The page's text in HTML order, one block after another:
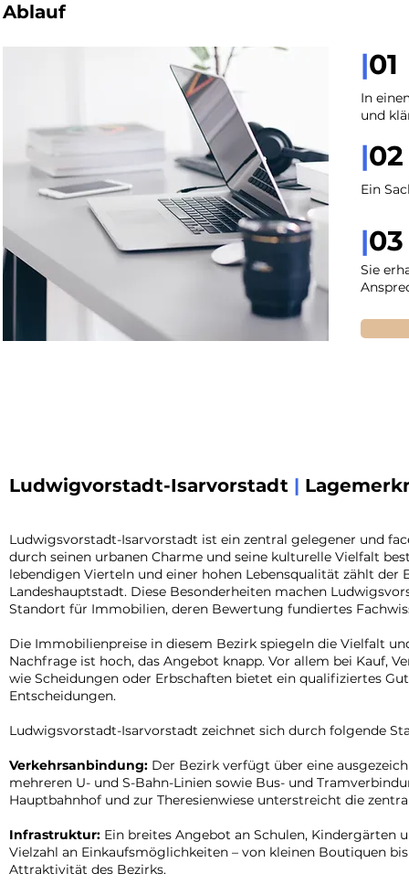
Ablauf
|01
In
und
|02
Ein
|03
Sie
Ludwigvorstadt-Isarvorstadt |
Ludwigsvorstadt-Isarvorstadt ist ein zentral gelegener und
durch seinen urbanen Charme und seine kulturelle Vielfalt
lebendigen Vierteln und einer hohen Lebensqualität zählt der
Landeshauptstadt. Diese Besonderheiten machen
Standort für Immobilien, deren Bewertung fundiertes
Die Immobilienpreise in diesem Bezirk spiegeln die Vielfalt
Nachfrage ist hoch, das Angebot knapp. Vor allem bei Kauf,
wie Scheidungen oder Erbschaften bietet ein qualifiziertes
Entscheidungen.
Ludwigsvorstadt-Isarvorstadt zeichnet sich durch folgende
Verkehrsanbindung: Der Bezirk verfügt über eine
mehreren U- und S-Bahn-Linien sowie Bus- und
Hauptbahnhof und zur Theresienwiese unterstreicht die
Infrastruktur: Ein breites Angebot an Schulen, Kindergärten
Vielzahl an Einkaufsmöglichkeiten – von kleinen Boutiquen
Attraktivität des Bezirks.